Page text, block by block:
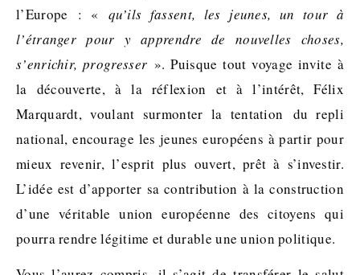
l’Europe : « qu’ils fassent, les jeunes, un tour à
l’étranger pour y apprendre de nouvelles choses,
s’enrichir, progresser ». Puisque tout voyage invite à
la découverte, à la réflexion et à l’intérêt, Félix
Marquardt, voulant surmonter la tentation du repli
national, encourage les jeunes européens à partir pour
mieux revenir, l’esprit plus ouvert, prêt à s’investir.
L’idée est d’apporter sa contribution à la construction
d’une véritable union européenne des citoyens qui
pourra rendre légitime et durable une union politique.